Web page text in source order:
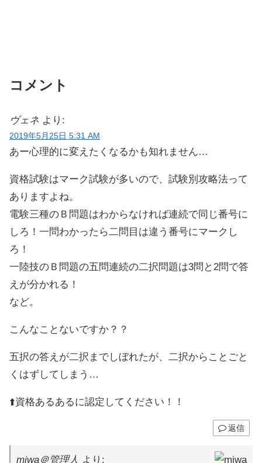
コメント
ヴェネ より:
2019年5月25日 5:31 AM
あー心理的に変えたくなるかも知れません…
資格試験はマーク試験が多いので、試験別攻略法って
ありますよね。
電験三種のＢ問題はわからなければ連続で同じ番号に
しろ！一問わかったら二問目は違う番号にマークし
ろ！
一陸技のＢ問題の五問連続の二択問題は3問と2問で答
えが分かれる！
など。
こんなことないですか？？
五択の答えが二択までしぼれたが、二択からことごと
くはずしてしまう…
⬆️資格あるあるに認定してください！！
返信
miwa＠管理人 より: